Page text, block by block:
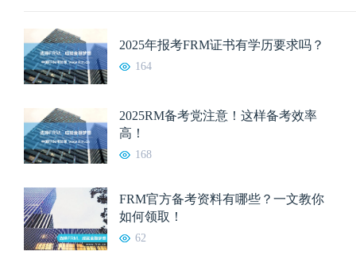
2025年报考FRM证书有学历要求吗？
164
2025RM备考党注意！这样备考效率
高！
168
FRM官方备考资料有哪些？一文教你
如何领取！
62